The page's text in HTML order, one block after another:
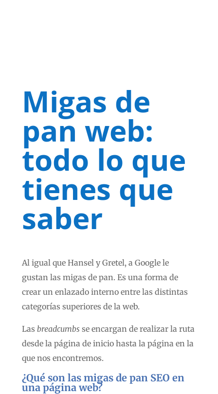
Migas de
pan web:
todo lo que
tienes que
saber
Al igual que Hansel y Gretel, a Google le
gustan las migas de pan. Es una forma de
crear un enlazado interno entre las distintas
categorías superiores de la web.
Las breadcumbs se encargan de realizar la ruta
desde la página de inicio hasta la página en la
que nos encontremos.
¿Qué son las migas de pan SEO en
una página web?